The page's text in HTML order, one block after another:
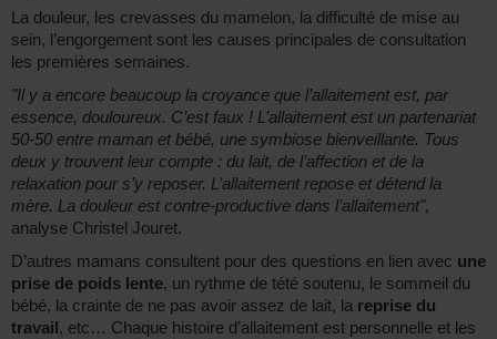
La douleur, les crevasses du mamelon, la difficulté de mise au
sein, l’engorgement sont les causes principales de consultation
les premières semaines.
"Il y a encore beaucoup la croyance que l’allaitement est, par
essence, douloureux. C’est faux ! L’allaitement est un partenariat
50-50 entre maman et bébé, une symbiose bienveillante. Tous
deux y trouvent leur compte : du lait, de l’affection et de la
relaxation pour s’y reposer. L’allaitement repose et détend la
mère. La douleur est contre-productive dans l’allaitement",
analyse Christel Jouret.
D’autres mamans consultent pour des questions en lien avec une
prise de poids lente, un rythme de tété soutenu, le sommeil du
bébé, la crainte de ne pas avoir assez de lait, la reprise du
travail , etc… Chaque histoire d’allaitement est personnelle et les